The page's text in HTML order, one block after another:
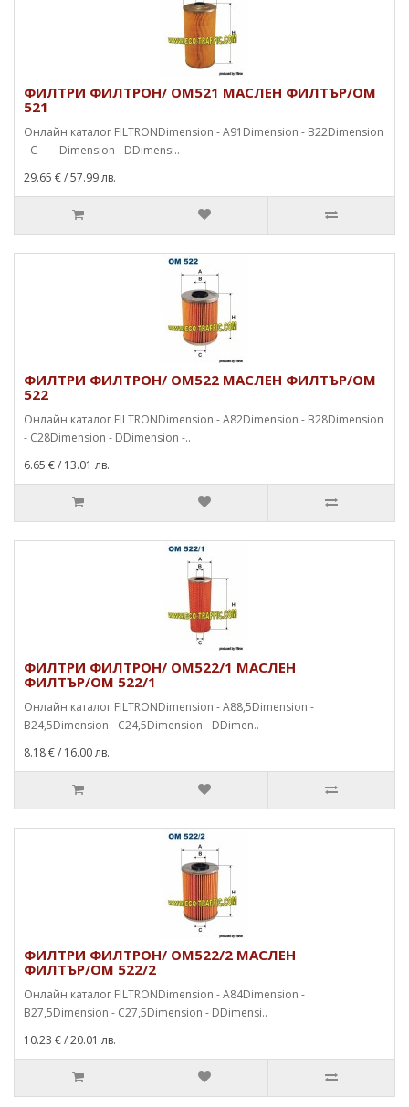
ФИЛТРИ ФИЛТРОН/ OM521 МАСЛЕН ФИЛТЪР/OM
521
Онлайн каталог FILTRONDimension - A91Dimension - B22Dimension
- C------Dimension - DDimensi..
29.65 €/ 57.99 лв.
ФИЛТРИ ФИЛТРОН/ OM522 МАСЛЕН ФИЛТЪР/OM
522
Онлайн каталог FILTRONDimension - A82Dimension - B28Dimension
- C28Dimension - DDimension -..
6.65 €/ 13.01 лв.
ФИЛТРИ ФИЛТРОН/ OM522/1 МАСЛЕН
ФИЛТЪР/OM 522/1
Онлайн каталог FILTRONDimension - A88,5Dimension -
B24,5Dimension - C24,5Dimension - DDimen..
8.18 €/ 16.00 лв.
ФИЛТРИ ФИЛТРОН/ OM522/2 МАСЛЕН
ФИЛТЪР/OM 522/2
Онлайн каталог FILTRONDimension - A84Dimension -
B27,5Dimension - C27,5Dimension - DDimensi..
10.23 €/ 20.01 лв.